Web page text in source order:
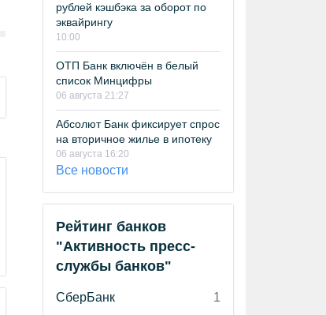
рублей кэшбэка за оборот по
эквайрингу
10:00
ОТП Банк включён в белый
список Минцифры
06 августа 21:27
Абсолют Банк фиксирует спрос
на вторичное жилье в ипотеку
06 августа 16:20
Все новости
Рейтинг банков
"Активность пресс-
службы банков"
СберБанк
1